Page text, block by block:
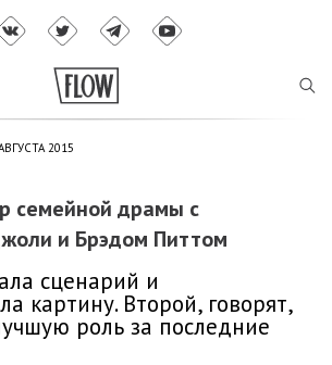
2015
семейной драмы с
и Брэдом Питтом
сценарий и
картину. Второй, говорят,
роль за последние